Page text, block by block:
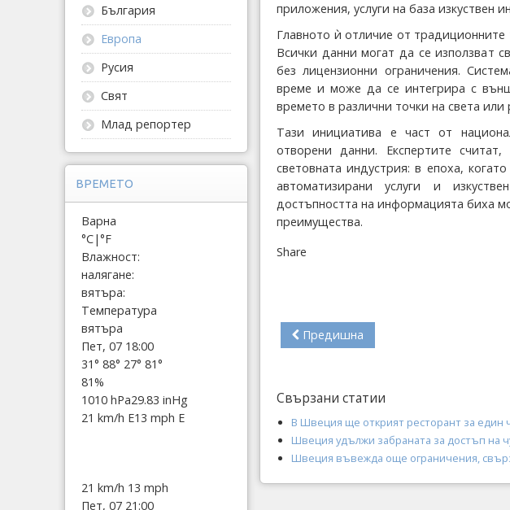
приложения, услуги на база изкуствен
Главното ѝ отличие от традиционните
Всички данни могат да се използват
без лицензионни ограничения.
време и може да се интегрира с
времето в различни точки на света
Тази инициатива е част от
отворени данни. Експертите
световната индустрия: в епоха,
автоматизирани услуги и
достъпността на информацията биха
преимущества.
Share
Предишна
Свързани статии
В Швеция ще открият ресторант за един
Швеция удължи забраната за достъп на
Швеция въвежда още ограничения,
България
Европа
Русия
Свят
Млад репортер
ВРЕМЕТО
Варна
°C|°F
Влажност:
налягане:
вятъра:
Температура
вятъра
Пет, 07 18:00
31° 88° 27° 81°
81%
1010 hPa29.83 inHg
21 km/h E13 mph E
21 km/h 13 mph
Пет, 07 21:00